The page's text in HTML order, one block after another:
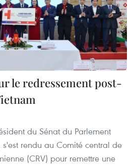
le redressement post-
du Sénat du Parlement
rendu au Comité central de
(CRV) pour remettre une